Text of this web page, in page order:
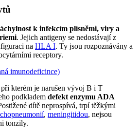
k infekcím plísněmi, viry a
. Jejich antigeny se nedostávají z
na HLA I. Ty jsou rozpoznávány a
receptory.
imunodeficince)
kterém je narušen vývoj B i T
podkladem defekt enzymu ADA
dítě neprospívá, trpí těžkými
, meningitidou, nejsou
tonzily.